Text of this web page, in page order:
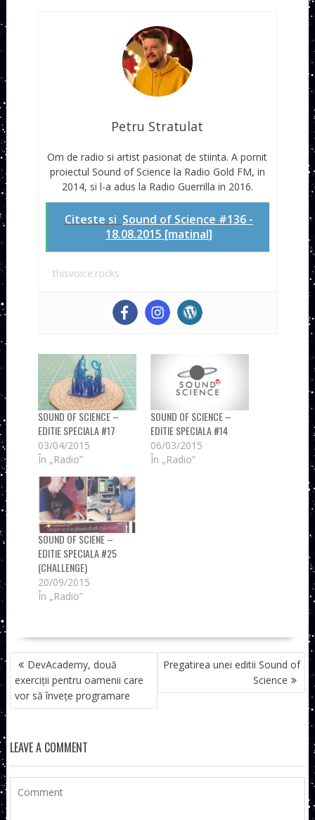
Petru Stratulat
Om de radio si artist pasionat de stiinta. A pornit
proiectul Sound of Science la Radio Gold FM, in
2014, si l-a adus la Radio Guerrilla in 2016.
Citeste si Sound of Science #136 -
18.08.2015 [matinal]
thisvoice.rocks
SOUND OF SCIENCE –
EDITIE SPECIALA #17
03/04/2015
În „Radio”
SOUND OF SCIENCE –
EDITIE SPECIALA #14
06/03/2015
În „Radio”
SOUND OF SCIENE –
EDITIE SPECIALA #25
(CHALLENGE)
20/09/2015
În „Radio”
NAVIGARE
ÎN
ARTICOLE
DevAcademy, două
exerciții pentru oamenii care
vor să învețe programare
Pregatirea unei editii Sound of
Science
LEAVE A COMMENT